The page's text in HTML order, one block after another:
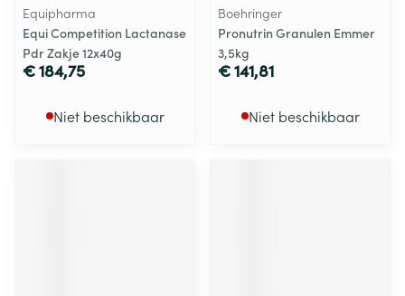
Equipharma
Equi Competition Lactanase
Pdr Zakje 12x40g
€ 184,75
Niet beschikbaar
Boehringer
Pronutrin Granulen Emmer
3,5kg
€ 141,81
Niet beschikbaar